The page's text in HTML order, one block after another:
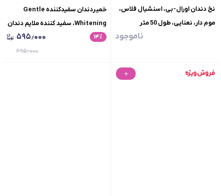
نخ دندان اورال-بی، اسنشیال فلاس،
موم دار، نعنایی، طول 50 متر
ناموجود
خمیردندان سفیدکننده Gentle
Whitening، سفید کننده ملایم دندان
های حساس، حجم100گرم
۱۴٪ ۵۹۵٫۰۰۰
۶۹۵٫۰۰۰